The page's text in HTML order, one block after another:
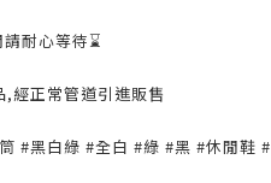
耐心等待⌛️
經正常管道引進販售
#黑白綠 #全白 #綠 #黑 #休閒鞋 #